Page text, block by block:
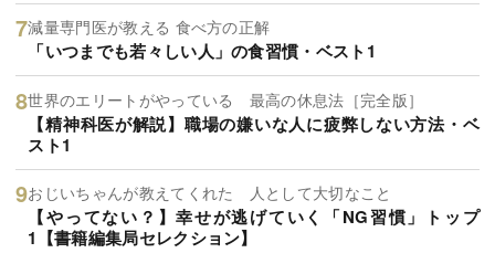
減量専門医が教える 食べ方の正解
「いつまでも若々しい人」の食習慣・ベスト1
世界のエリートがやっている 最高の休息法［完全版］
【精神科医が解説】職場の嫌いな人に疲弊しない方法・ベ
スト1
おじいちゃんが教えてくれた 人として大切なこと
【やってない？】幸せが逃げていく「NG習慣」トップ
1【書籍編集局セレクション】